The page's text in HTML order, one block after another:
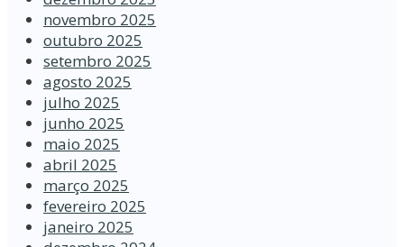
novembro 2025
outubro 2025
setembro 2025
agosto 2025
julho 2025
junho 2025
maio 2025
abril 2025
março 2025
fevereiro 2025
janeiro 2025